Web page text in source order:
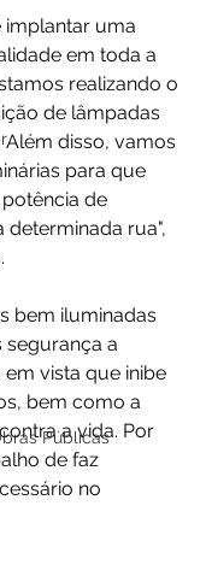
Públicas
implantar uma
em toda a
realizando o
de lâmpadas
disso, vamos
para que
de
rua",
bem iluminadas
segurança a
vista que inibe
bem como a
a vida. Por
de faz
no